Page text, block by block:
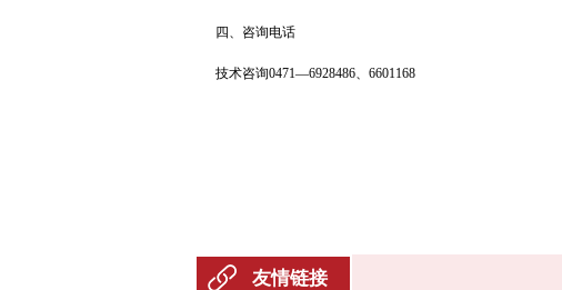
四、咨询电话
技术咨询0471—6928486、6601168
友情链接